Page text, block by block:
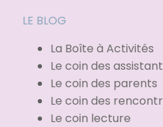
LE BLOG
La Boîte à Activités
Le coin des
Le coin des parents
Le coin des
Le coin lecture